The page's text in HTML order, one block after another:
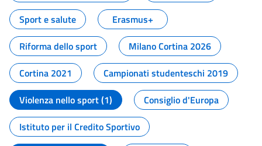
Sport e salute
Erasmus+
Riforma dello sport
Milano Cortina 2026
Cortina 2021
Campionati studenteschi 2019
Violenza nello sport (1)
Consiglio d'Europa
Istituto per il Credito Sportivo